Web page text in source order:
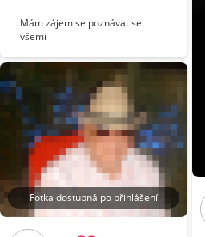
Mám zájem se poznávat se
všemi
Fotka dostupná po přihlášení